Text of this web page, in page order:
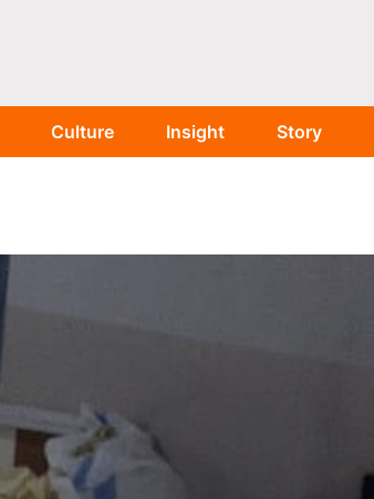
Culture Insight Story